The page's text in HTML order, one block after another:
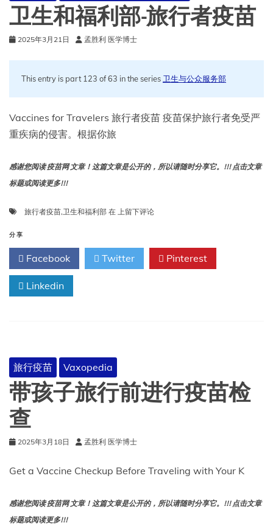
卫生和福利部-旅行者疫苗
2025年3月21日 孟胜利 医学博士
This entry is part 123 of 63 in the series卫生与公众服务部
Vaccines for Travelers 旅行者疫苗 疫苗保护旅行者免受严
重疾病的侵害。根据你旅
感谢您阅读 疫苗网 文章！这篇文章是公开的，所以请随时分享它。!!! 点击文章
标题或阅读更多!!!
旅行者疫苗,卫生和福利部 在 卫
福
利
部-
上留下评论
分享
Facebook Twitter Pinterest
Linkedin
旅行疫苗 Vaxopedia
带孩子旅行前进行疫苗检
查
2025年3月18日 孟胜利 医学博士
Get a Vaccine Checkup Before Traveling with Your K
感谢您阅读 疫苗网 文章！这篇文章是公开的，所以请随时分享它。!!! 点击文章
标题或阅读更多!!!